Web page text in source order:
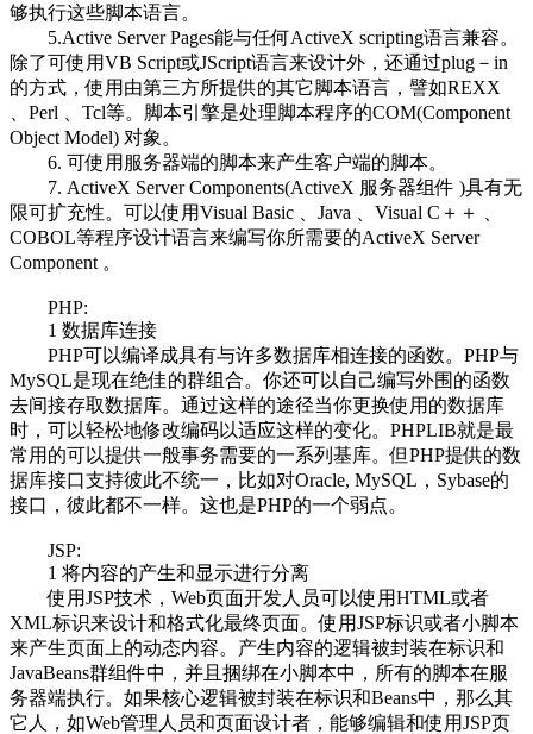
够执行这些脚本语言。
5.Active Server Pages能与任何ActiveX scripting语言兼容。
除了可使用VB Script或JScript语言来设计外，还通过plug－in
的方式，使用由第三方所提供的其它脚本语言，譬如REXX
、Perl 、Tcl等。脚本引擎是处理脚本程序的COM(Component
Object Model) 对象。
6. 可使用服务器端的脚本来产生客户端的脚本。
7. ActiveX Server Components(ActiveX 服务器组件 )具有无
限可扩充性。可以使用Visual Basic 、Java 、Visual C＋＋ 、
COBOL等程序设计语言来编写你所需要的ActiveX Server
Component 。
PHP:
1 数据库连接
PHP可以编译成具有与许多数据库相连接的函数。PHP与
MySQL是现在绝佳的群组合。你还可以自己编写外围的函数
去间接存取数据库。通过这样的途径当你更换使用的数据库
时，可以轻松地修改编码以适应这样的变化。PHPLIB就是最
常用的可以提供一般事务需要的一系列基库。但PHP提供的数
据库接口支持彼此不统一，比如对Oracle, MySQL，Sybase的
接口，彼此都不一样。这也是PHP的一个弱点。
JSP:
1 将内容的产生和显示进行分离
使用JSP技术，Web页面开发人员可以使用HTML或者
XML标识来设计和格式化最终页面。使用JSP标识或者小脚本
来产生页面上的动态内容。产生内容的逻辑被封装在标识和
JavaBeans群组件中，并且捆绑在小脚本中，所有的脚本在服
务器端执行。如果核心逻辑被封装在标识和Beans中，那么其
它人，如Web管理人员和页面设计者，能够编辑和使用JSP页